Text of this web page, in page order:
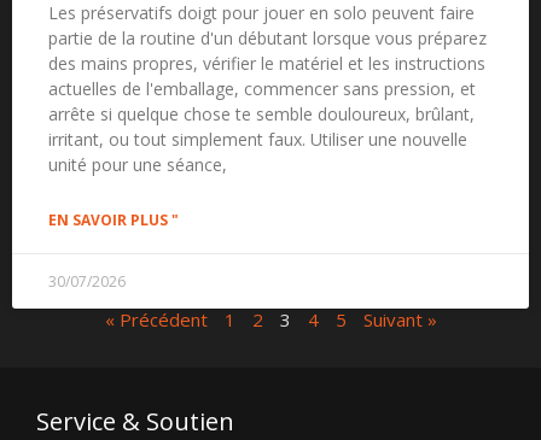
Les préservatifs doigt pour jouer en solo peuvent faire
partie de la routine d'un débutant lorsque vous préparez
des mains propres, vérifier le matériel et les instructions
actuelles de l'emballage, commencer sans pression, et
arrête si quelque chose te semble douloureux, brûlant,
irritant, ou tout simplement faux. Utiliser une nouvelle
unité pour une séance,
EN SAVOIR PLUS "
30/07/2026
« Précédent 1 2 3 4 5 Suivant »
Service & Soutien